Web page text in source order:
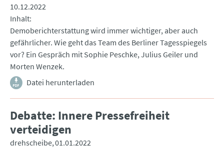
10.12.2022
Inhalt
Demoberichterstattung wird immer wichtiger, aber auch
gefährlicher. Wie geht das Team des Berliner Tagesspiegels
vor? Ein Gespräch mit Sophie Peschke, Julius Geiler und
Morten Wenzek.
Datei herunterladen
Debatte: Innere Pressefreiheit
verteidigen
drehscheibe 01.01.2022